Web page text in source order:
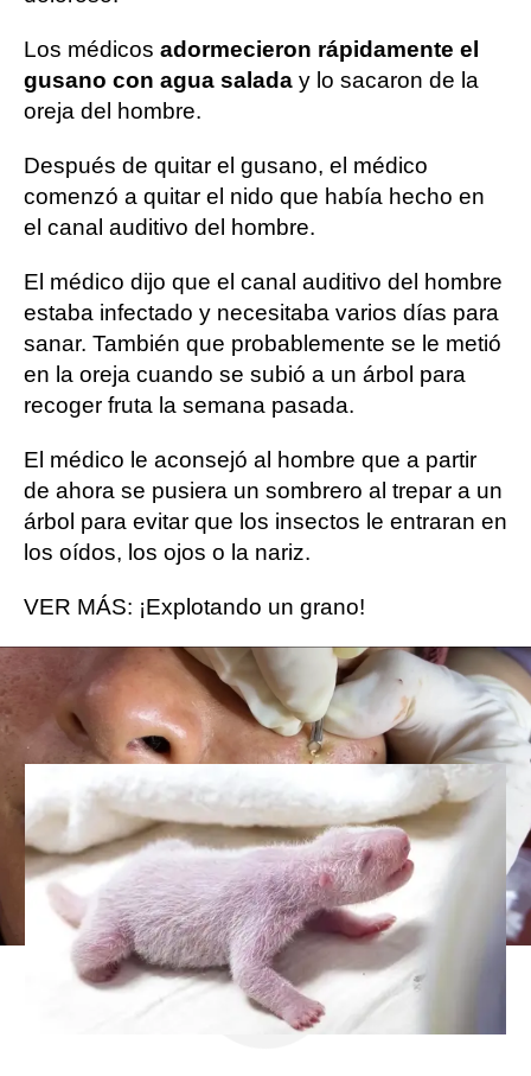
Los médicos adormecieron rápidamente el
gusano con agua salada y lo sacaron de la
oreja del hombre.
Después de quitar el gusano, el médico
comenzó a quitar el nido que había hecho en
el canal auditivo del hombre.
El médico dijo que el canal auditivo del hombre
estaba infectado y necesitaba varios días para
sanar. También que probablemente se le metió
en la oreja cuando se subió a un árbol para
recoger fruta la semana pasada.
El médico le aconsejó al hombre que a partir
de ahora se pusiera un sombrero al trepar a un
árbol para evitar que los insectos le entraran en
los oídos, los ojos o la nariz.
VER MÁS: ¡Explotando un grano!
Un panda gigante da a luz a su
cuarto cachorro en Corea del Sur